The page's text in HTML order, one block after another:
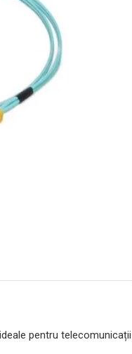
pentru